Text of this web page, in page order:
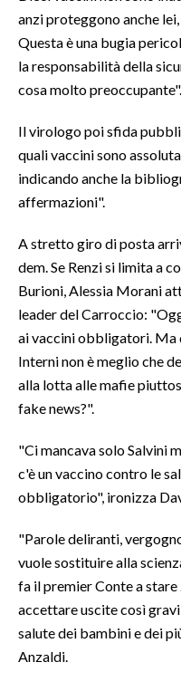
INSULARITÀ
INFO AZIENDE
ANNUNCI
PUBBLICITÀ
STORE
anzi proteggono anche
Questa è una bugia
la responsabilità della
cosa molto preoccupante".
Il virologo poi sfida
quali vaccini sono
indicando anche la
affermazioni".
A stretto giro di posta
dem. Se Renzi si limita a
Burioni, Alessia Morani
leader del Carroccio:
ai vaccini obbligatori. Ma
Interni non è meglio che
alla lotta alle mafie
fake news?".
"Ci mancava solo Salvini
c'è un vaccino contro le
obbligatorio", ironizza
"Parole deliranti,
vuole sostituire alla
fa il premier Conte a
accettare uscite così
salute dei bambini e dei
Anzaldi.